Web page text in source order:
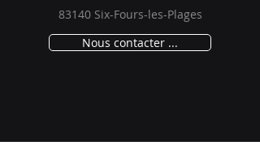
83140 Six-Fours-les-Plages
Nous contacter ...